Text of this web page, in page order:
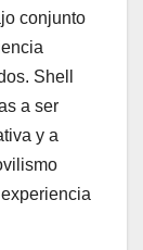
conjunto
Shell
a ser
y a